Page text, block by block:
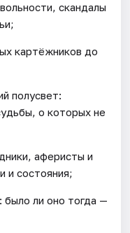
скандалы
картёжников до
полусвет:
о которых не
аферисты и
и состояния;
было ли оно тогда —